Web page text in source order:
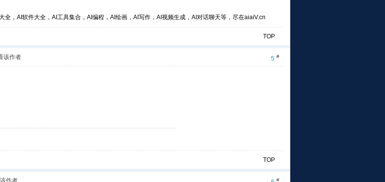
全，AI软件大全，AI工具集合，AI编程，AI绘画，AI写作，AI视频生成，AI对话聊天等，尽在aiaiV.cn
TOP
5 #
该作者
TOP
#
作者